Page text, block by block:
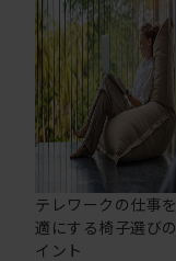
テレワークの仕事
適にする椅子選び
イント